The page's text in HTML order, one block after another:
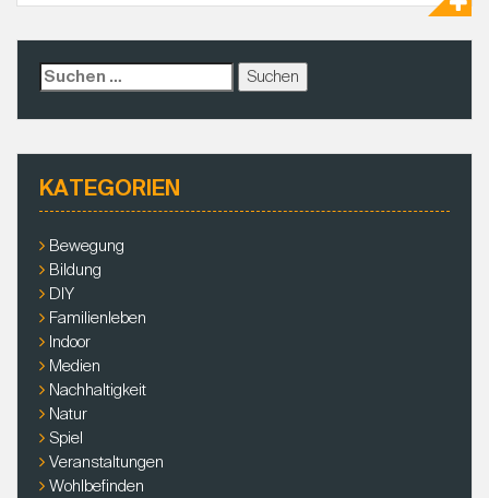
s
t
p
p
S
u
c
n
a
h
:
KATEGORIEN
Bewegung
Bildung
DIY
Familienleben
Indoor
Medien
Nachhaltigkeit
Natur
Spiel
Veranstaltungen
Wohlbefinden